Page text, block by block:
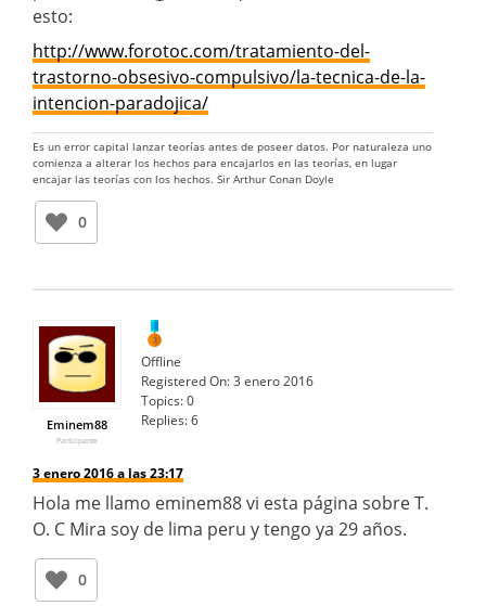
esto:
http://www.forotoc.com/tratamiento-del-
trastorno-obsesivo-compulsivo/la-tecnica-de-la-
intencion-paradojica/
Es un error capital lanzar teorías antes de poseer datos. Por naturaleza uno
comienza a alterar los hechos para encajarlos en las teorías, en lugar
encajar las teorías con los hechos. Sir Arthur Conan Doyle
0
Eminem88
Participante
Offline
Registered On:3 enero 2016
Topics:0
Replies:6
3 enero 2016 a las 23:17
Hola me llamo eminem88 vi esta página sobre T.
O. C Mira soy de lima peru y tengo ya 29 años.
0